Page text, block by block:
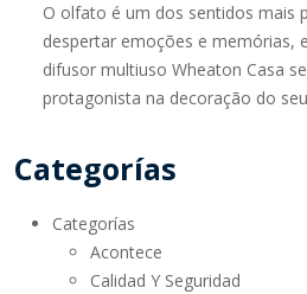
O olfato é um dos sentidos mais
despertar emoções e memórias,
difusor multiuso Wheaton Casa
protagonista na decoração do
Categorías
Categorías
Acontece
Calidad Y Seguridad